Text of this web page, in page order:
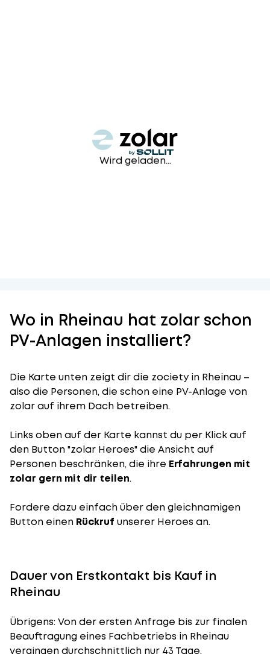
Wird geladen...
Wo in Rheinau hat zolar schon
PV-Anlagen installiert?
Die Karte unten zeigt dir die zociety in Rheinau –
also die Personen, die schon eine PV-Anlage von
zolar auf ihrem Dach betreiben.
Links oben auf der Karte kannst du per Klick auf
den Button "zolar Heroes" die Ansicht auf
Personen beschränken, die ihre Erfahrungen mit
zolar gern mit dir teilen.
Fordere dazu einfach über den gleichnamigen
Button einen Rückruf unserer Heroes an.
Dauer von Erstkontakt bis Kauf in
Rheinau
Übrigens: Von der ersten Anfrage bis zur finalen
Beauftragung eines Fachbetriebs in Rheinau
vergingen durchschnittlich nur 43 Tage.